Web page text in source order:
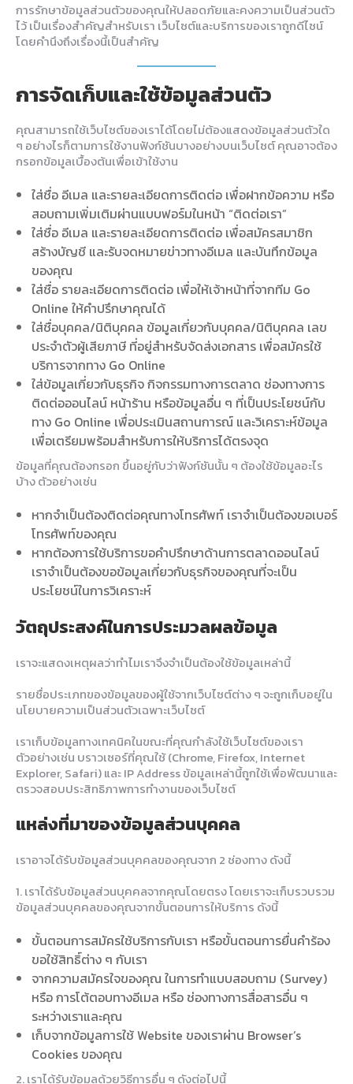
การรักษาข้อมูลส่วนตัวของคุณให้ปลอดภัยและคงความเป็นส่วนตัว
ไว้ เป็นเรื่องสำคัญสำหรับเรา เว็บไซต์และบริการของเราถูกดีไซน์
โดยคำนึงถึงเรื่องนี้เป็นสำคัญ
การจัดเก็บและใช้ข้อมูลส่วนตัว
คุณสามารถใช้เว็บไซต์ของเราได้โดยไม่ต้องแสดงข้อมูลส่วนตัวใด
ๆ อย่างไรก็ตามการใช้งานฟังก์ชันบางอย่างบนเว็บไซต์ คุณอาจต้อง
กรอกข้อมูลเบื้องต้นเพื่อเข้าใช้งาน
ใส่ชื่อ อีเมล และรายละเอียดการติดต่อ เพื่อฝากข้อความ หรือ
สอบถามเพิ่มเติมผ่านแบบฟอร์มในหน้า “ติดต่อเรา”
ใส่ชื่อ อีเมล และรายละเอียดการติดต่อ เพื่อสมัครสมาชิก
สร้างบัญชี และรับจดหมายข่าวทางอีเมล และบันทึกข้อมูล
ของคุณ
ใส่ชื่อ รายละเอียดการติดต่อ เพื่อให้เจ้าหน้าที่จากทีม Go
Online ให้คำปรึกษาคุณได้
ใส่ชื่อบุคคล/นิติบุคคล ข้อมูลเกี่ยวกับบุคคล/นิติบุคคล เลข
ประจำตัวผู้เสียภาษี ที่อยู่สำหรับจัดส่งเอกสาร เพื่อสมัครใช้
บริการจากทาง Go Online
ใส่ข้อมูลเกี่ยวกับธุรกิจ กิจกรรมทางการตลาด ช่องทางการ
ติดต่อออนไลน์ หน้าร้าน หรือข้อมูลอื่น ๆ ที่เป็นประโยชน์กับ
ทาง Go Online เพื่อประเมินสถานการณ์ และวิเคราะห์ข้อมูล
เพื่อเตรียมพร้อมสำหรับการให้บริการได้ตรงจุด
ข้อมูลที่คุณต้องกรอก ขึ้นอยู่กับว่าฟังก์ชันนั้น ๆ ต้องใช้ข้อมูลอะไร
บ้าง ตัวอย่างเช่น
หากจำเป็นต้องติดต่อคุณทางโทรศัพท์ เราจำเป็นต้องขอเบอร์
โทรศัพท์ของคุณ
หากต้องการใช้บริการขอคำปรึกษาด้านการตลาดออนไลน์
เราจำเป็นต้องขอข้อมูลเกี่ยวกับธุรกิจของคุณที่จะเป็น
ประโยชน์ในการวิเคราะห์
วัตถุประสงค์ในการประมวลผลข้อมูล
เราจะแสดงเหตุผลว่าทำไมเราจึงจำเป็นต้องใช้ข้อมูลเหล่านี้
รายชื่อประเภทของข้อมูลของผู้ใช้จากเว็บไซต์ต่าง ๆ จะถูกเก็บอยู่ใน
นโยบายความเป็นส่วนตัวเฉพาะเว็บไซต์
เราเก็บข้อมูลทางเทคนิคในขณะที่คุณกำลังใช้เว็บไซต์ของเรา
ตัวอย่างเช่น บราวเซอร์ที่คุณใช้ (Chrome, Firefox, Internet
Explorer, Safari) และ IP Address ข้อมูลเหล่านี้ถูกใช้เพื่อพัฒนาและ
ตรวจสอบประสิทธิภาพการทำงานของเว็บไซต์
แหล่งที่มาของข้อมูลส่วนบุคคล
เราอาจได้รับข้อมูลส่วนบุคคลของคุณจาก 2 ช่องทาง ดังนี้
1. เราได้รับข้อมูลส่วนบุคคลจากคุณโดยตรง โดยเราจะเก็บรวบรวม
ข้อมูลส่วนบุคคลของคุณจากขั้นตอนการให้บริการ ดังนี้
ขั้นตอนการสมัครใช้บริการกับเรา หรือขั้นตอนการยื่นคำร้อง
ขอใช้สิทธิ์ต่าง ๆ กับเรา
จากความสมัครใจของคุณ ในการทำแบบสอบถาม (Survey)
หรือ การโต้ตอบทางอีเมล หรือ ช่องทางการสื่อสารอื่น ๆ
ระหว่างเราและคุณ
เก็บจากข้อมูลการใช้ Website ของเราผ่าน Browser’s
Cookies ของคุณ
2. เราได้รับข้อมูลด้วยวิธีการอื่น ๆ ดังต่อไปนี้